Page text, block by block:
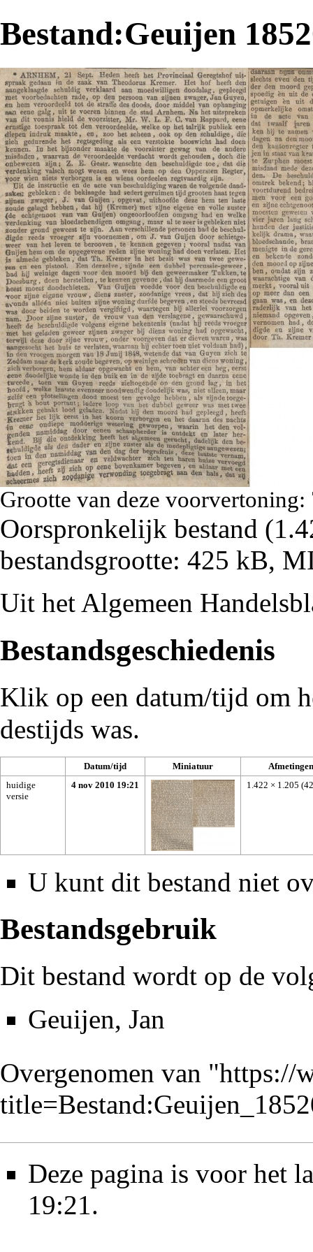
Bestand:Geuijen
Grootte van deze voorvertoning:
Oorspronkelijk bestand
bestandsgrootte: 425 kB,
Uit het Algemeen
Bestandsgeschiedenis
Klik op een datum/tijd om
destijds was.
Datum/tijd Miniatuur
Afmetingen
huidige
versie
4 nov 2010 19:21 1.422 × 1.205
U kunt dit bestand niet
Bestandsgebruik
Dit bestand wordt op de
Geuijen, Jan
Overgenomen van "https://
Deze pagina is voor het
19:21.